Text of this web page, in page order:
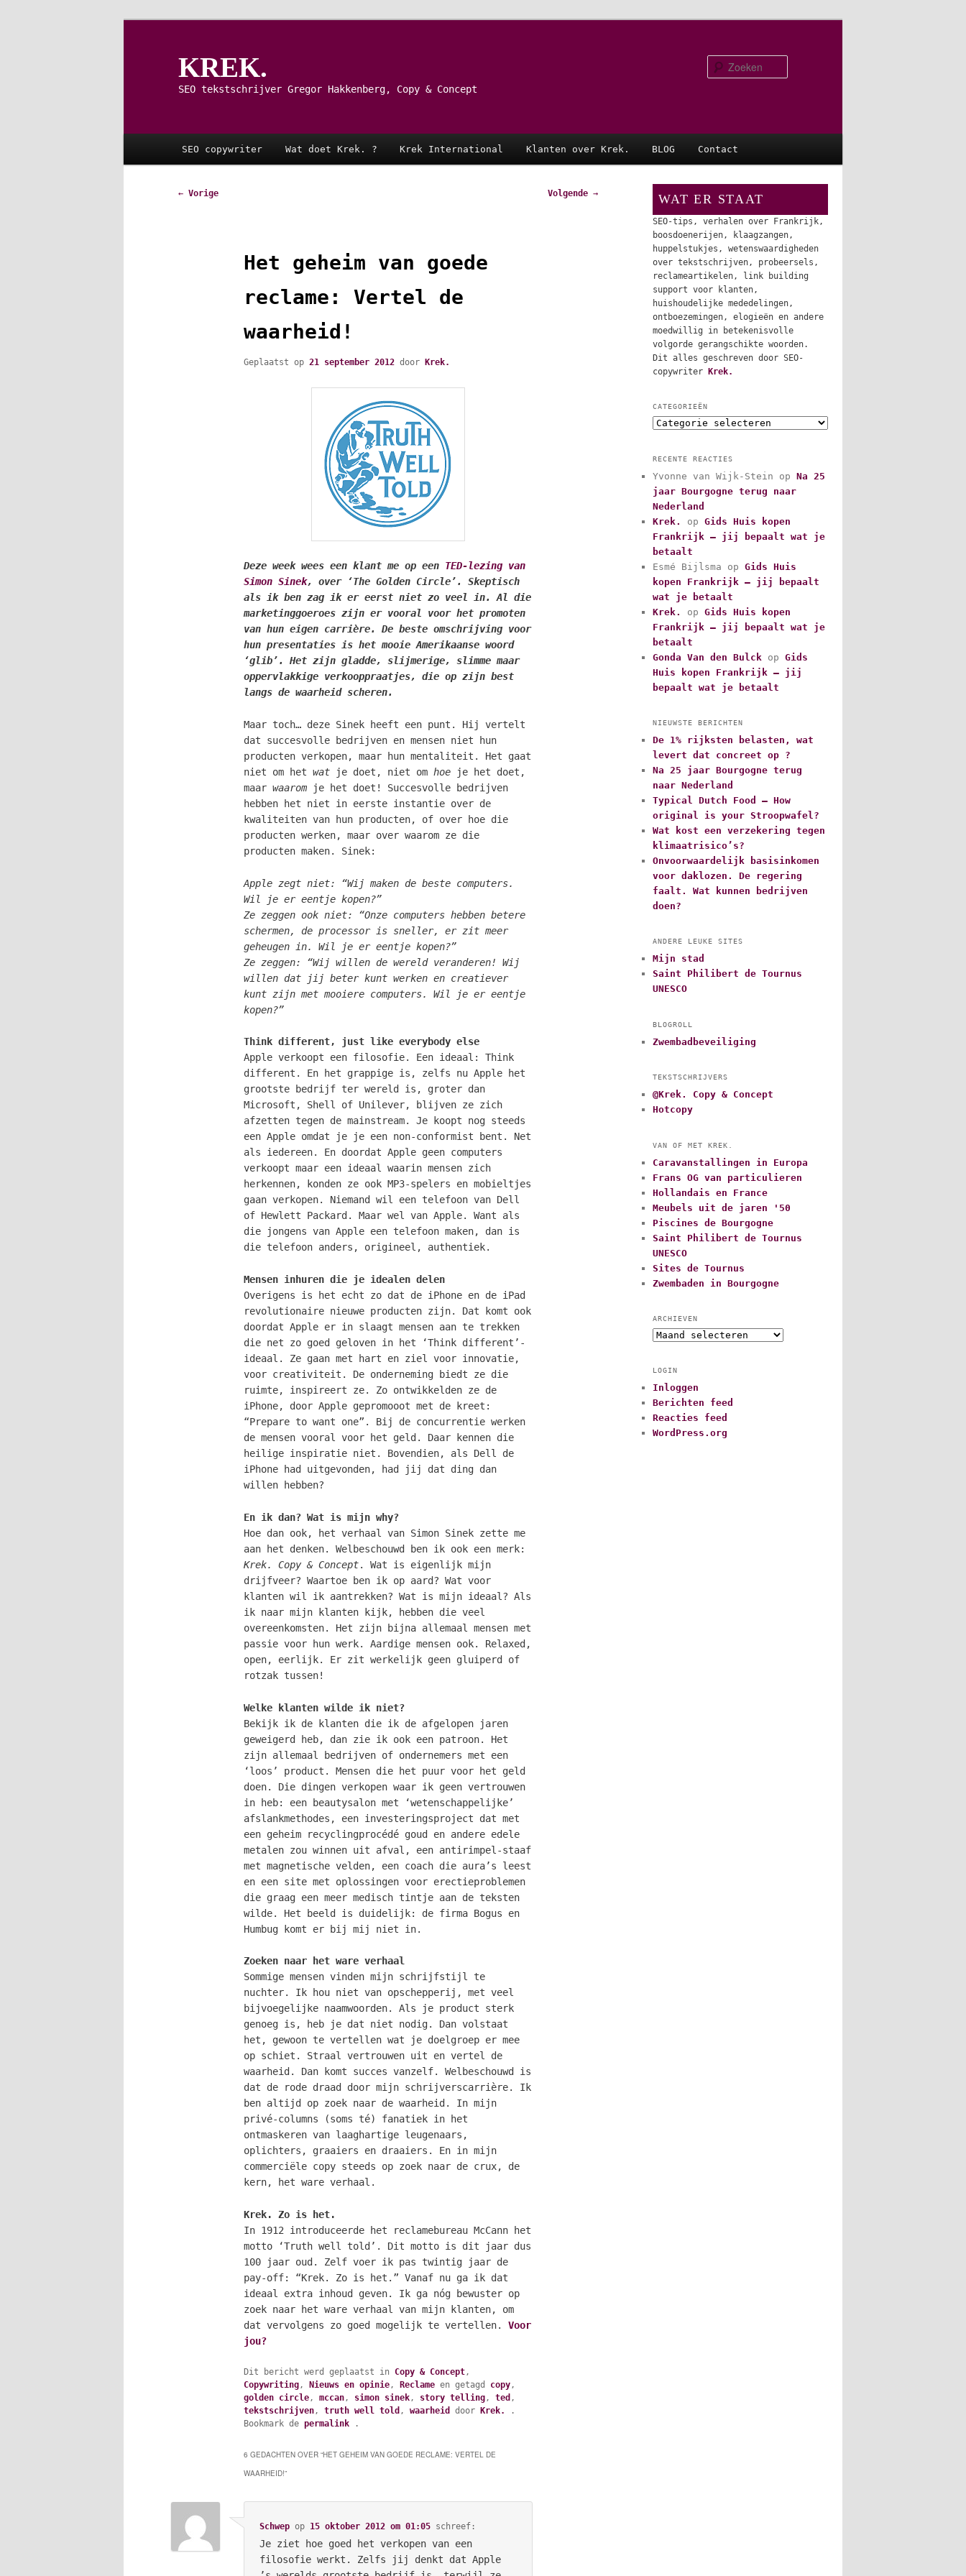
KREK.
SEO tekstschrijver Gregor Hakkenberg, Copy & Concept
SEO copywriter Wat doet Krek. ? Krek International Klanten over Krek. BLOG Contact
Bericht
← Vorige Volgende →
Het geheim van goede
reclame: Vertel de
waarheid!
Geplaatst op 21 september 2012 door Krek.
Deze week wees een klant me op een TED-lezing van
Simon Sinek, over ‘The Golden Circle’. Skeptisch
als ik ben zag ik er eerst niet zo veel in. Al die
marketinggoeroes zijn er vooral voor het promoten
van hun eigen carrière. De beste omschrijving voor
hun presentaties is het mooie Amerikaanse woord
‘glib’. Het zijn gladde, slijmerige, slimme maar
oppervlakkige verkooppraatjes, die op zijn best
langs de waarheid scheren.
Maar toch… deze Sinek heeft een punt. Hij vertelt
dat succesvolle bedrijven en mensen niet hun
producten verkopen, maar hun mentaliteit. Het gaat
niet om het watje doet, niet om hoeje het doet,
maar waaromje het doet! Succesvolle bedrijven
hebben
het niet in eerste instantie over de
kwaliteiten van hun producten, of over hoe die
producten werken, maar over waarom ze die
producten maken. Sinek:
Apple zegt niet: “Wij maken de beste computers.
Wil je er eentje kopen?”
Ze zeggen ook niet: “Onze computers hebben betere
schermen, de processor is sneller, er zit meer
geheugen in. Wil je er eentje kopen?”
Ze zeggen: “Wij willen de wereld veranderen! Wij
willen dat jij beter kunt werken en creatiever
kunt zijn met mooiere computers. Wil je er eentje
kopen?”
Think different, just like everybody else
Apple verkoopt een filosofie. Een ideaal: Think
different. En het grappige is, zelfs nu Apple het
grootste bedrijf ter wereld is, groter dan
Microsoft, Shell of Unilever, blijven ze zich
afzetten tegen de mainstream. Je koopt nog steeds
een Apple omdat je je een non-conformist bent. Net
als iedereen. En doordat Apple geen computers
verkoopt maar een ideaal waarin mensen zich
herkennen, konden ze ook MP3-spelers en mobieltjes
gaan verkopen. Niemand wil een telefoon van Dell
of Hewlett Packard. Maar wel van Apple. Want als
die jongens van Apple een telefoon maken, dan is
die telefoon anders, origineel, authentiek.
Mensen inhuren die je idealen delen
Overigens is het echt zo dat de iPhone en de iPad
revolutionaire nieuwe producten zijn. Dat komt ook
doordat Apple er in slaagt mensen aan te trekken
die net zo goed geloven in het ‘Think different’-
ideaal. Ze gaan met hart en ziel voor innovatie,
voor creativiteit. De onderneming biedt ze die
ruimte, inspireert ze. Zo ontwikkelden ze de
iPhone, door Apple gepromooot met de kreet:
“Prepare to want one”. Bij de concurrentie werken
de mensen vooral voor het geld. Daar kennen die
heilige inspiratie niet. Bovendien, als Dell de
iPhone had uitgevonden, had jij dat ding dan
willen hebben?
En ik dan? Wat is mijn why?
Hoe dan ook, het verhaal van Simon Sinek zette me
aan het denken. Welbeschouwd ben ik ook een merk:
Krek. Copy & Concept. Wat is eigenlijk mijn
drijfveer? Waartoe ben ik op aard? Wat voor
klanten wil ik aantrekken? Wat is mijn ideaal? Als
ik naar mijn klanten kijk, hebben die veel
overeenkomsten. Het zijn bijna allemaal mensen met
passie voor hun werk. Aardige mensen ook. Relaxed,
open, eerlijk. Er zit werkelijk geen gluiperd of
rotzak tussen!
Welke klanten wilde ik niet?
Bekijk ik de klanten die ik de afgelopen jaren
geweigerd heb, dan zie ik ook een patroon. Het
zijn allemaal bedrijven of ondernemers met een
‘loos’ product. Mensen die het puur voor het geld
doen. Die dingen verkopen waar ik geen vertrouwen
in heb: een beautysalon met ‘wetenschappelijke’
afslankmethodes, een investeringsproject dat met
een geheim recyclingprocédé goud en andere edele
metalen zou winnen uit afval, een antirimpel-staaf
met magnetische velden, een coach die aura’s leest
en een site met oplossingen voor erectieproblemen
die graag een meer medisch tintje aan de teksten
wilde. Het beeld is duidelijk: de firma Bogus en
Humbug komt er bij mij niet in.
Zoeken naar het ware verhaal
Sommige mensen vinden mijn schrijfstijl te
nuchter. Ik hou niet van opschepperij, met veel
bijvoegelijke naamwoorden. Als je product sterk
genoeg is, heb je dat niet nodig. Dan volstaat
het, gewoon te vertellen wat je doelgroep er mee
op schiet. Straal vertrouwen uit en vertel de
waarheid. Dan komt succes vanzelf. Welbeschouwd is
dat de rode draad door mijn schrijverscarrière. Ik
ben altijd op zoek naar de waarheid. In mijn
privé-columns (soms té) fanatiek in het
ontmaskeren van laaghartige leugenaars,
oplichters, graaiers en draaiers. En in mijn
commerciële copy steeds op zoek naar de crux, de
kern, het ware verhaal.
Krek. Zo is het.
In 1912 introduceerde het reclamebureau McCann het
motto ‘Truth well told’. Dit motto is dit jaar dus
100 jaar oud. Zelf voer ik pas twintig jaar de
pay-off: “Krek. Zo is het.” Vanaf nu ga ik dat
ideaal extra inhoud geven. Ik ga nóg bewuster op
zoek naar het ware verhaal van mijn klanten, om
dat vervolgens zo goed mogelijk te vertellen. Voor
jou?
Dit bericht werd geplaatst in Copy & Concept,
Copywriting, Nieuws en opinie, Reclameen getagd copy,
golden circle, mccan, simon sinek, story telling, ted ,
tekstschrijven, truth well told , waarheid door Krek.
.
Bookmark de permalink .
6 GEDACHTEN OVER “HET GEHEIM VAN GOEDE RECLAME: VERTEL DE
WAARHEID!”
Schwepop 15 oktober 2012 om 01:05 schreef:
Je ziet hoe goed het verkopen van een
filosofie werkt. Zelfs jij denkt dat Apple
WAT ER STAAT
SEO-tips, verhalen over Frankrijk,
boosdoenerijen, klaagzangen,
huppelstukjes, wetenswaardigheden
over tekstschrijven, probeersels,
reclameartikelen, link building
support voor klanten,
huishoudelijke mededelingen,
ontboezemingen, elogieën en andere
moedwillig in betekenisvolle
volgorde gerangschikte woorden.
Dit alles geschreven door SEO-
copywriter Krek.
CATEGORIEËN
C
e
g
o
r
i
e
ë
RECENTE REACTIES
Yvonne van Wijk-Stein op Na 25
jaar Bourgogne terug naar
Nederland
Krek.
op Gids Huis kopen
Frankrijk – jij bepaalt wat je
betaalt
Esmé Bijlsma op Gids Huis
kopen Frankrijk – jij bepaalt
wat je betaalt
Krek.
op Gids Huis kopen
Frankrijk – jij bepaalt wat je
betaalt
Gonda Van den Bulck op Gids
Huis kopen Frankrijk – jij
bepaalt wat je betaalt
NIEUWSTE BERICHTEN
De 1% rijksten belasten, wat
levert dat concreet op ?
Na 25 jaar Bourgogne terug
naar Nederland
Typical Dutch Food – How
original is your Stroopwafel?
Wat kost een verzekering tegen
klimaatrisico’s?
Onvoorwaardelijk basisinkomen
voor daklozen. De regering
faalt. Wat kunnen bedrijven
doen?
ANDERE LEUKE SITES
Mijn stad
Saint Philibert de Tournus
UNESCO
BLOGROLL
Zwembadbeveiliging
TEKSTSCHRIJVERS
@Krek. Copy & Concept
Hotcopy
VAN OF MET KREK.
Caravanstallingen in Europa
Frans OG van particulieren
Hollandais en France
Meubels uit de jaren '50
Piscines de Bourgogne
Saint Philibert de Tournus
UNESCO
Sites de Tournus
Zwembaden in Bourgogne
ARCHIEVEN
A
h
i
e
v
e
LOGIN
Inloggen
Berichten feed
Reacties feed
WordPress.org